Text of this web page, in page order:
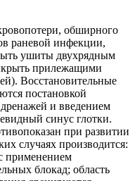
обширного
раневой инфекции,
ушиты двухрядным
прилежащими
Восстановительные
постановкой
и введением
синус глотки.
при развитии
случаях производится:
применением
блокад; область